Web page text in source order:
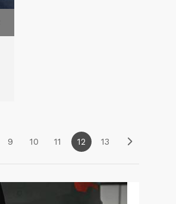
9 10 11 12 13